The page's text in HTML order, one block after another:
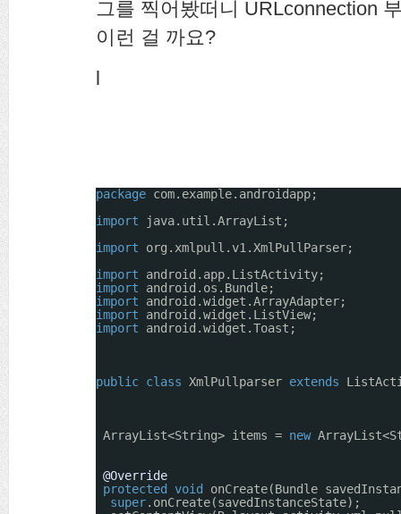
그를 찍어봤떠니 URLconnection
이런 걸 까요?
l
package com.example.androidapp;
import
java.util.ArrayList;
import
org.xmlpull.v1.XmlPullParser;
import
android.app.ListActivity;
import
android.os.Bundle;
import
android.widget.ArrayAdapter;
import
android.widget.ListView;
import
android.widget.Toast;
public class XmlPullparser extends
ArrayList<String> items = new
@Override
protected
void
onCreate(Bundle
super.onCreate(savedInstanceState);